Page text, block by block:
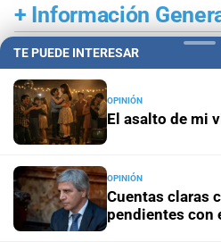
+ Información
TE PUEDE INTERESAR
OPINIÓN
El asalto de mi
OPINIÓN
Cuentas claras
pendientes con